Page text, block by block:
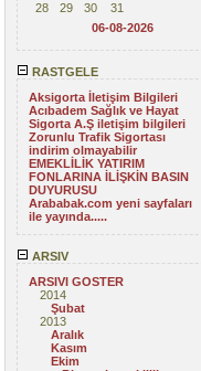
28
29 30
31
06-08-2026
RASTGELE
Aksigorta İletişim Bilgileri
Acıbadem Sağlık ve Hayat
Sigorta A.Ş iletişim bilgileri
Zorunlu Trafik Sigortası
indirim olmayabilir
EMEKLİLİK YATIRIM
FONLARINA İLİŞKİN BASIN
DUYURUSU
Arababak.com yeni sayfaları
ile yayında.....
ARSIV
ARSIVI GOSTER
2014
Şubat
2013
Aralık
Kasım
Ekim